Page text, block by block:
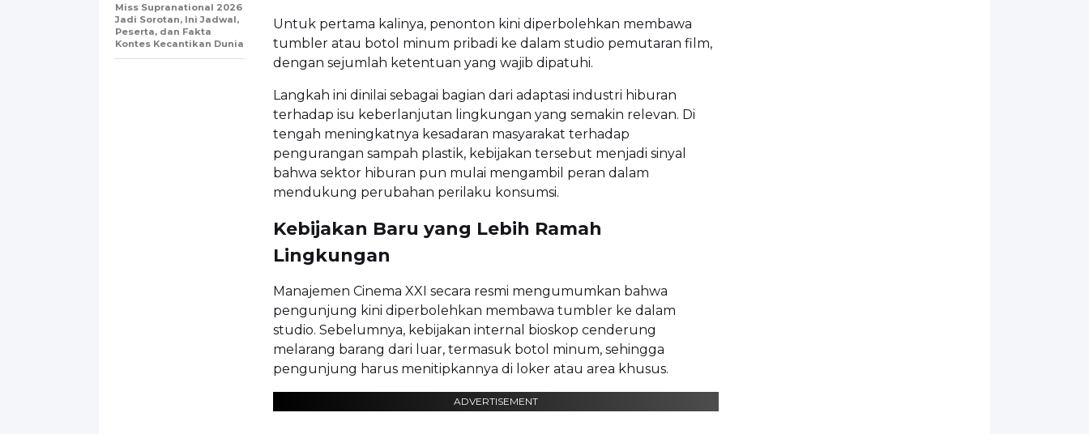
Untuk pertama kalinya, penonton kini diperbolehkan membawa
tumbler atau botol minum pribadi ke dalam studio pemutaran film,
dengan sejumlah ketentuan yang wajib dipatuhi.
Langkah ini dinilai sebagai bagian dari adaptasi industri hiburan
terhadap isu keberlanjutan lingkungan yang semakin relevan. Di
tengah meningkatnya kesadaran masyarakat terhadap
pengurangan sampah plastik, kebijakan tersebut menjadi sinyal
bahwa sektor hiburan pun mulai mengambil peran dalam
mendukung perubahan perilaku konsumsi.
Kebijakan Baru yang Lebih Ramah
Lingkungan
Manajemen Cinema XXI secara resmi mengumumkan bahwa
pengunjung kini diperbolehkan membawa tumbler ke dalam
studio. Sebelumnya, kebijakan internal bioskop cenderung
melarang barang dari luar, termasuk botol minum, sehingga
pengunjung harus menitipkannya di loker atau area khusus.
ADVERTISEMENT
Miss Supranational 2026
Jadi Sorotan, Ini Jadwal,
Peserta, dan Fakta
Kontes Kecantikan Dunia